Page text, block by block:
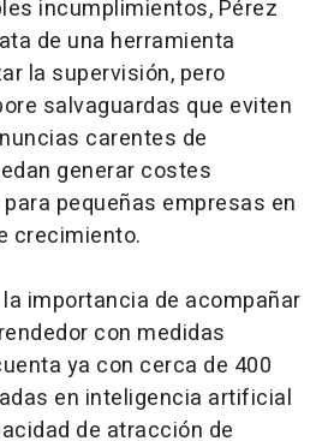
incumplimientos, Pérez
de una herramienta
la supervisión, pero
salvaguardas que eviten
carentes de
generar costes
pequeñas empresas en
crecimiento.
importancia de acompañar
con medidas
ya con cerca de 400
en inteligencia artificial
de atracción de